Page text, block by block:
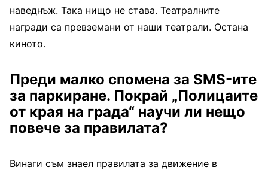
наведнъж. Така нищо не става. Театралните
награди са превземани от наши театрали. Остана
киното.
Преди малко спомена за SMS-ите
за паркиране. Покрай „Полицаите
от края на града“ научи ли нещо
повече за правилата?
Винаги съм знаел правилата за движение в